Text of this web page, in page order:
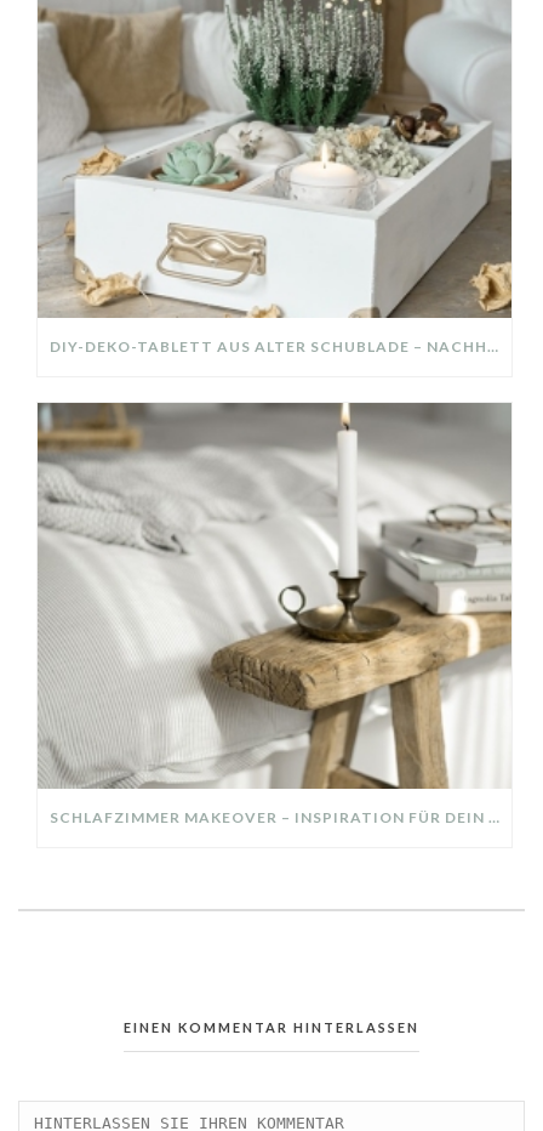
DIY-DEKO-TABLETT AUS ALTER SCHUBLADE – NACHHALTIGE HERBSTDEKO SELBER MACHEN!
SCHLAFZIMMER MAKEOVER – INSPIRATION FÜR DEIN SCHLAFZIMMER: AUS ALT MACH NEU – HELL, GEMÜTLICH UND EINLADEND
EINEN KOMMENTAR HINTERLASSEN